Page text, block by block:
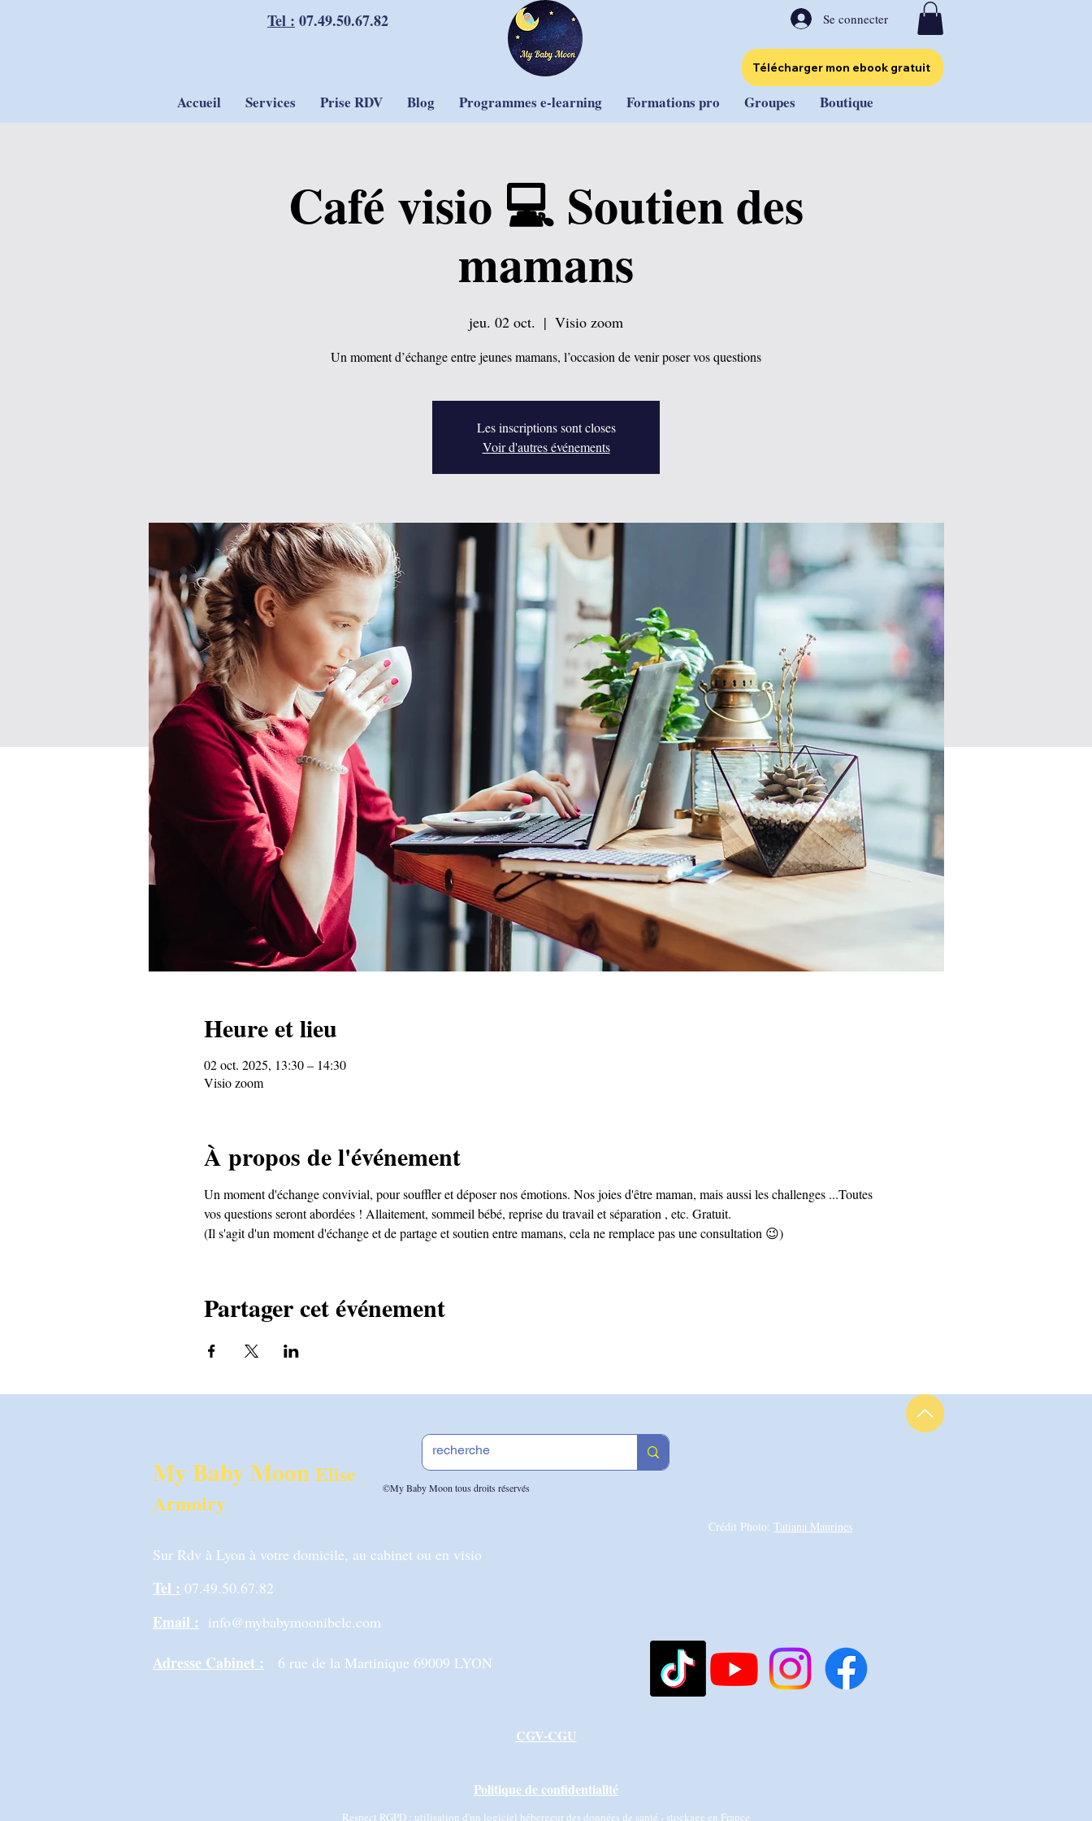
Tel : 07.49.50.67.82 Se connecter
Télécharger mon ebook gratuit
Accueil Services Prise RDV Blog Programmes e-learning Formations pro Groupes Boutique
Café visio 💻 Soutien des
mamans
jeu. 02 oct.
  |
Visio zoom
Un moment d’échange entre jeunes mamans, l’occasion de venir poser vos questions
Les inscriptions sont closes
Voir d'autres événements
Heure et lieu
02 oct. 2025, 13:30 – 14:30
Visio zoom
À propos de l'événement
Un moment d'échange convivial, pour souffler et déposer nos émotions. Nos joies d'être maman, mais aussi les challenges ...Toutes
vos questions seront abordées ! Allaitement, sommeil bébé, reprise du travail et séparation , etc. Gratuit.
(Il s'agit d'un moment d'échange et de partage et soutien entre mamans, cela ne remplace pas une consultation 😉)
Partager cet événement
My Baby Moon Elise
Armoiry
©My Baby Moon tous droits réservés
Crédit Photo: Tatiana Maurines
Sur Rdv à Lyon à votre domicile, au cabinet ou en visio
Tel : 07.49.50.67.82
Email : info@mybabymoonibclc.com
Adresse Cabinet : 6 rue de la Martinique 69009 LYON
CGV-CGU
Politique de confidentialité
Respect RGPD : utilisation d'un logiciel hébergeur des données de santé - stockage en France